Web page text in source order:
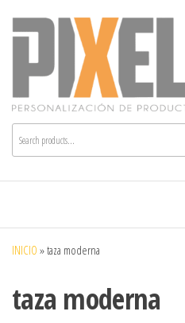
Pixelart
INICIO »taza moderna
taza moderna